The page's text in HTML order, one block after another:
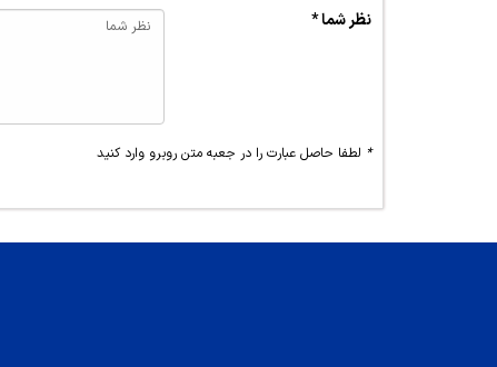
نظر شما *
* لطفا حاصل عبارت را در جعبه متن روبرو وارد کنید